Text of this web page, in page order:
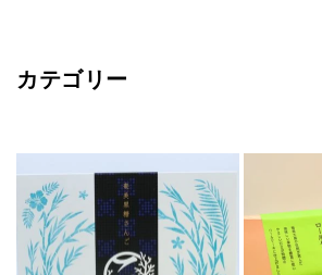
カテゴリー